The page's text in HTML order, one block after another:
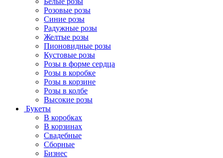
Розовые розы
Синие розы
Радужные розы
Желтые розы
Пионовидные розы
Кустовые розы
Розы в форме сердца
Розы в коробке
Розы в корзине
Розы в колбе
Высокие розы
Букеты
В коробках
В корзинах
Свадебные
Сборные
Бизнес